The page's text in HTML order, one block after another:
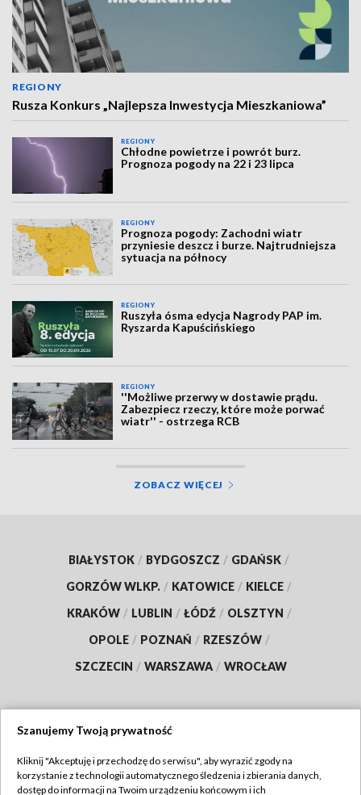
REGIONY
Rusza Konkurs „Najlepsza Inwestycja Mieszkaniowa”
REGIONY
Chłodne powietrze i powrót burz.
Prognoza pogody na 22 i 23 lipca
REGIONY
Prognoza pogody: Zachodni wiatr
przyniesie deszcz i burze. Najtrudniejsza
sytuacja na północy
REGIONY
Ruszyła ósma edycja Nagrody PAP im.
Ryszarda Kapuścińskiego
REGIONY
''Możliwe przerwy w dostawie prądu.
Zabezpiecz rzeczy, które może porwać
wiatr'' - ostrzega RCB
ZOBACZ WIĘCEJ
BIAŁYSTOK / BYDGOSZCZ / GDAŃSK /
GORZÓW WLKP. / KATOWICE / KIELCE /
KRAKÓW / LUBLIN / ŁÓDŹ / OLSZTYN /
OPOLE / POZNAŃ / RZESZÓW /
SZCZECIN / WARSZAWA / WROCŁAW
TVP
Szanujemy Twoją prywatność
Kliknij "Akceptuję i przechodzę do serwisu", aby wyrazić zgody na
korzystanie z technologii automatycznego śledzenia i zbierania danych,
dostęp do informacji na Twoim urządzeniu końcowym i ich